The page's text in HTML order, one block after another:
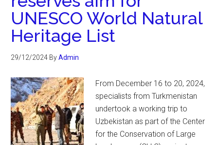
UNESCO World Natural
Heritage List
29/12/2024 ByAdmin
From December 16 to 20, 2024,
specialists from Turkmenistan
undertook a working trip to
Uzbekistan as part of the Center
for the Conservation of Large